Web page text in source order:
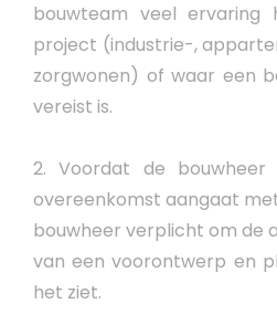
bouwteam veel
project (industrie-,
zorgwonen) of waar een
vereist is.
2. Voordat de bouwheer
overeenkomst aangaat
bouwheer verplicht om de
van een voorontwerp en
het ziet.